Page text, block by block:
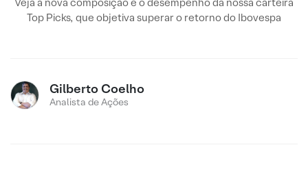
Top Picks, que objetiva superar o retorno do Ibovespa
Gilberto Coelho
Analista de Ações